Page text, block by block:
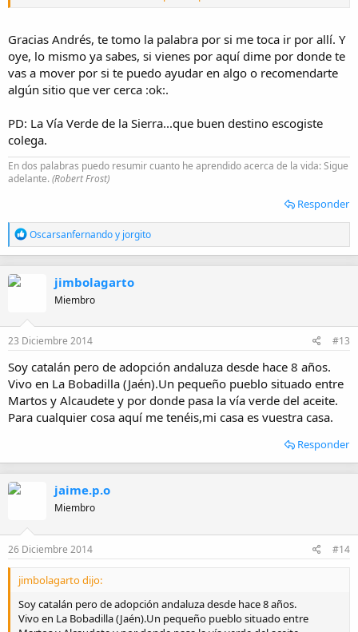
Si haces montaña y un día decides venirte pa la Sierra granaína, si
tienes dudas de rutas pregunta que yo llevo toda la vida haciendo
salidas por allí arriba y me la conozco palmo a palmo. :)
Gracias Andrés, te tomo la palabra por si me toca ir por allí. Y
oye, lo mismo ya sabes, si vienes por aquí dime por donde te
vas a mover por si te puedo ayudar en algo o recomendarte
algún sitio que ver cerca :ok:.
PD: La Vía Verde de la Sierra...que buen destino escogiste
colega.
En dos palabras puedo resumir cuanto he aprendido acerca de la vida: Sigue
adelante.(Robert Frost)
Responder
R
e
a
n
e
s
Oscarsanfernandoy jorgito
jimbolagarto
Miembro
23 Diciembre 2014 #13
Soy catalán pero de adopción andaluza desde hace 8 años.
Vivo en La Bobadilla (Jaén).Un pequeño pueblo situado entre
Martos y Alcaudete y por donde pasa la vía verde del aceite.
Para cualquier cosa aquí me tenéis,mi casa es vuestra casa.
Responder
jaime.p.o
Miembro
26 Diciembre 2014 #14
jimbolagarto dijo:
Soy catalán pero de adopción andaluza desde hace 8 años.
Vivo en La Bobadilla (Jaén).Un pequeño pueblo situado entre